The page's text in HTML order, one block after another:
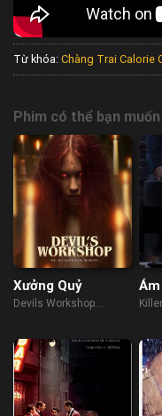
Từ khóa: Chàng Trai Calorie
Phim có thể bạn muốn
Xưởng Quỷ
Devils Workshop